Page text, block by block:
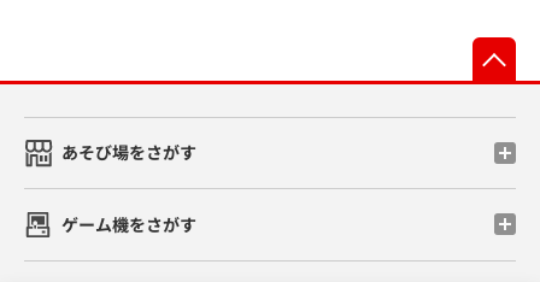
あそび場をさがす
ゲーム機をさがす